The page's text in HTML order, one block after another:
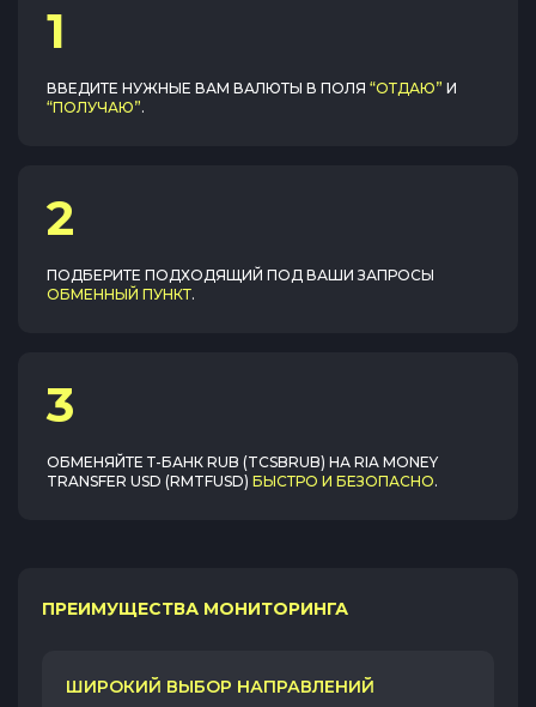
1
ВВЕДИТЕ НУЖНЫЕ ВАМ ВАЛЮТЫ В ПОЛЯ “ОТДАЮ” И
“ПОЛУЧАЮ”.
2
ПОДБЕРИТЕ ПОДХОДЯЩИЙ ПОД ВАШИ ЗАПРОСЫ
ОБМЕННЫЙ ПУНКТ.
3
ОБМЕНЯЙТЕ Т-БАНК RUB (TCSBRUB) НА RIA MONEY
TRANSFER USD (RMTFUSD) БЫСТРО И БЕЗОПАСНО.
ПРЕИМУЩЕСТВА МОНИТОРИНГА
ШИРОКИЙ ВЫБОР НАПРАВЛЕНИЙ